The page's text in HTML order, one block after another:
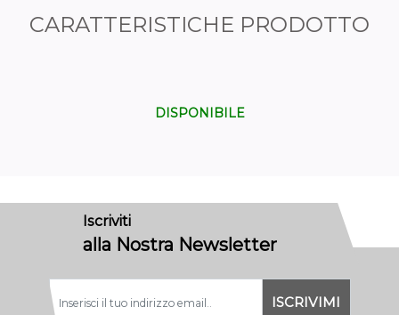
CARATTERISTICHE PRODOTTO
DISPONIBILE
Iscriviti
alla Nostra Newsletter